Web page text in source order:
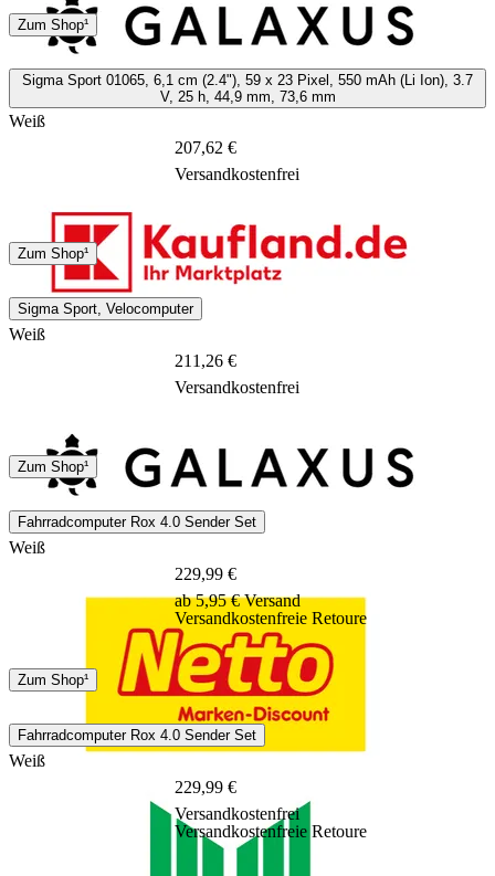
DHL
Sonstige
3 - 4 Tage
Zum Shop¹
Sigma Sport 01065, 6,1 cm (2.4"), 59 x 23 Pixel, 550 mAh (Li Ion), 3.7
V, 25 h, 44,9 mm, 73,6 mm
Weiß
DHL
7 - 10 Tage
207,62 €
Versandkostenfrei
Zum Shop¹
Sigma Sport, Velocomputer
Weiß
DHL
Sonstige
11 - 17 Tage
211,26 €
Versandkostenfrei
Zum Shop¹
Fahrradcomputer Rox 4.0 Sender Set
Weiß
DHL
Hermes
229,99 €
ab 5,95 € Versand
Versandkostenfreie Retoure
Zum Shop¹
Fahrradcomputer Rox 4.0 Sender Set
Weiß
229,99 €
Versandkostenfrei
Versandkostenfreie Retoure